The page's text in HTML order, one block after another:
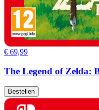
€ 69,99
The Legend of Zelda:
Bestellen